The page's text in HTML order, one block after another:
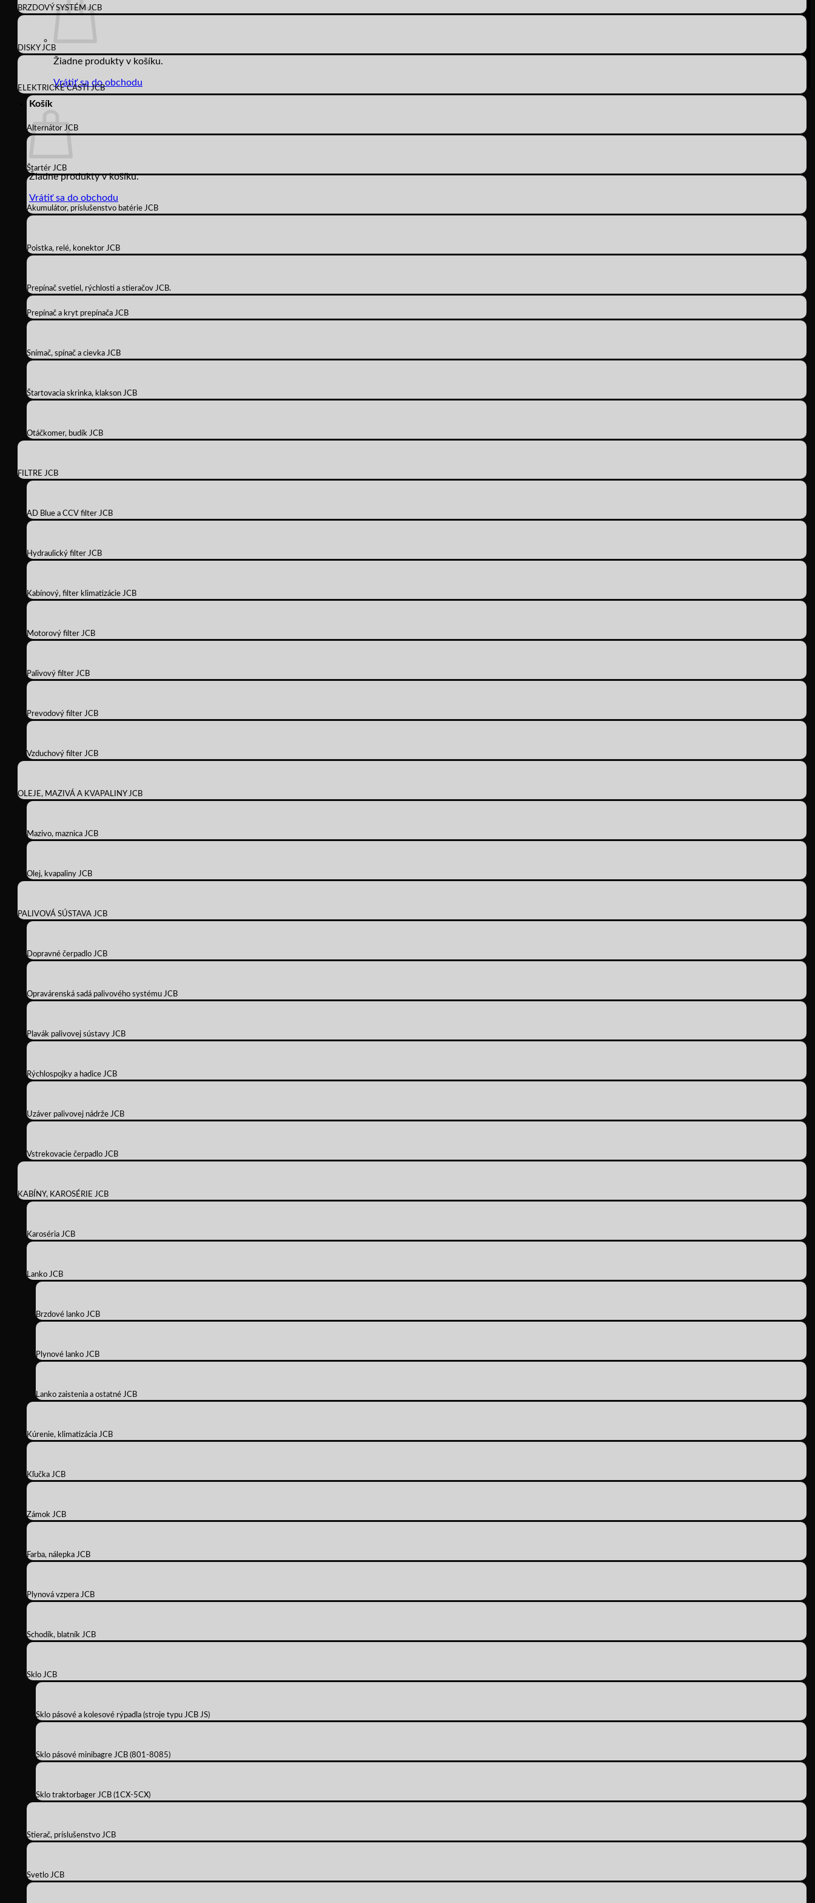
Žiadne produkty v košíku.
Vrátiť sa do obchodu
Košík
Žiadne produkty v košíku.
Vrátiť sa do obchodu
BRZDOVÝ SYSTÉM JCB
DISKY JCB
ELEKTRICKÉ ČASTI JCB
Alternátor JCB
Štartér JCB
Akumulátor, príslušenstvo batérie JCB
Poistka, relé, konektor JCB
Prepínač svetiel, rýchlosti a stieračov JCB.
Prepínač a kryt prepínača JCB
Snímač, spínač a cievka JCB
Štartovacia skrinka, klakson JCB
Otáčkomer, budík JCB
FILTRE JCB
AD Blue a CCV filter JCB
Hydraulický filter JCB
Kabínový, filter klimatizácie JCB
Motorový filter JCB
Palivový filter JCB
Prevodový filter JCB
Vzduchový filter JCB
OLEJE, MAZIVÁ A KVAPALINY JCB
Mazivo, maznica JCB
Olej, kvapaliny JCB
PALIVOVÁ SÚSTAVA JCB
Dopravné čerpadlo JCB
Opravárenská sadá palivového systému JCB
Plavák palivovej sústavy JCB
Rýchlospojky a hadice JCB
Uzáver palivovej nádrže JCB
Vstrekovacie čerpadlo JCB
KABÍNY, KAROSÉRIE JCB
Karoséria JCB
Lanko JCB
Brzdové lanko JCB
Plynové lanko JCB
Lanko zaistenia a ostatné JCB
Kúrenie, klimatizácia JCB
Kľučka JCB
Zámok JCB
Farba, nálepka JCB
Plynová vzpera JCB
Schodík, blatník JCB
Sklo JCB
Sklo pásové a kolesové rýpadla (stroje typu JCB JS)
Sklo pásové minibagre JCB (801-8085)
Sklo traktorbager JCB (1CX-5CX)
Stierač, príslušenstvo JCB
Svetlo JCB